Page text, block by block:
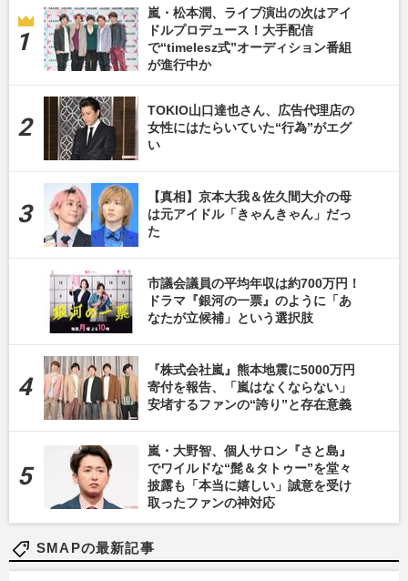
嵐・松本潤、ライブ演出の次はアイ
ドルプロデュース！大手配信
で“timelesz式”オーディション番組
が進行中か
TOKIO山口達也さん、広告代理店の
女性にはたらいていた“行為”がエグ
い
【真相】京本大我＆佐久間大介の母
は元アイドル「きゃんきゃん」だっ
た
市議会議員の平均年収は約700万円！
ドラマ『銀河の一票』のように「あ
なたが立候補」という選択肢
『株式会社嵐』熊本地震に5000万円
寄付を報告、「嵐はなくならない」
安堵するファンの“誇り”と存在意義
嵐・大野智、個人サロン『さと島』
でワイルドな“髭＆タトゥー”を堂々
披露も「本当に嬉しい」誠意を受け
取ったファンの神対応
SMAPの最新記事